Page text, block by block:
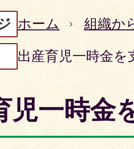
ホーム 組織か
出産育児一時金を
児一時金